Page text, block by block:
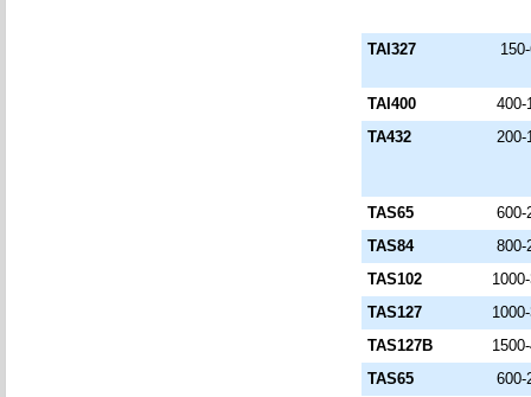
TAI327
TAI400
400-
TA432
200-
TAS65
600-
TAS84
800-
TAS102
TAS127
TAS127B
TAS65
600-